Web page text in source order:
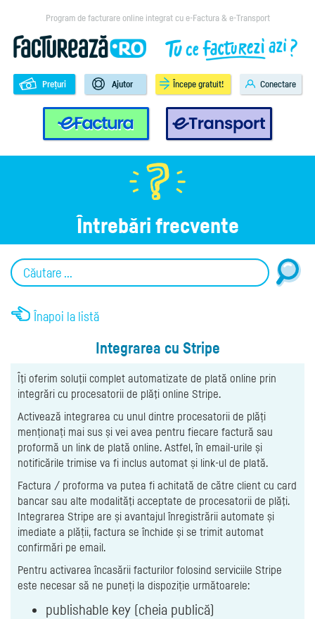
Program de facturare online integrat cu e-Factura & e-Transport
e-Factura e-Transport
Prețuri Ajutor Începe gratuit! Conectare
Întrebări frecvente
Înapoi la listă
Integrarea cu Stripe
Îţi oferim soluţii complet automatizate de plată online prin
integrări cu procesatorii de plăţi online Stripe.
Activează integrarea cu unul dintre procesatorii de plăți
menționați mai sus și vei avea pentru fiecare factură sau
proformă un link de plată online. Astfel, în email-urile și
notificările trimise va fi inclus automat și link-ul de plată.
Factura / proforma va putea fi achitată de către client cu card
bancar sau alte modalităţi acceptate de procesatorii de plăţi.
Integrarea Stripe are și avantajul înregistrării automate și
imediate a plății, factura se închide și se trimit automat
confirmări pe email.
Pentru activarea încasării facturilor folosind serviciile Stripe
este necesar să ne puneți la dispoziție următoarele:
publishable key (cheia publică)